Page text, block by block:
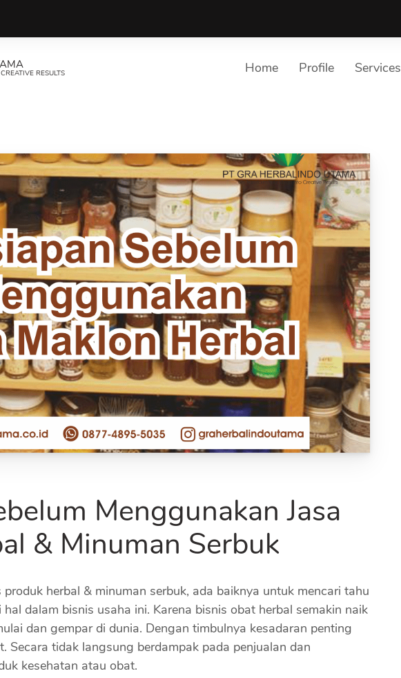
RESULTS Home Profile Services
Menggunakan Jasa
& Minuman Serbuk
herbal & minuman serbuk, ada baiknya untuk mencari tahu
dalam bisnis usaha ini. Karena bisnis obat herbal semakin naik
dan gempar di dunia. Dengan timbulnya kesadaran penting
Secara tidak langsung berdampak pada penjualan dan
kesehatan atau obat.